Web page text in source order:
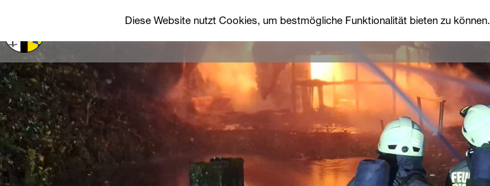
Startseite Über uns Einsätze Fahrzeuge
Diese Website nutzt Cookies, um bestmögliche Funktionalität bieten zu können.